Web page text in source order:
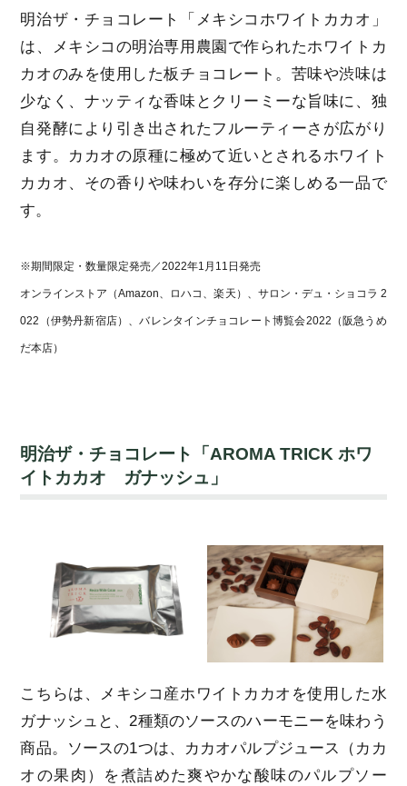
明治ザ・チョコレート「メキシコホワイトカカオ」
は、メキシコの明治専用農園で作られたホワイトカ
カオのみを使用した板チョコレート。苦味や渋味は
少なく、ナッティな香味とクリーミーな旨味に、独
自発酵により引き出されたフルーティーさが広がり
ます。カカオの原種に極めて近いとされるホワイト
カカオ、その香りや味わいを存分に楽しめる一品で
す。
※期間限定・数量限定発売／2022年1月11日発売
オンラインストア（Amazon、ロハコ、楽天）、サロン・デュ・ショコラ 2
022（伊勢丹新宿店）、バレンタインチョコレート博覧会2022（阪急うめ
だ本店）
明治ザ・チョコレート「AROMA TRICK ホワ
イトカカオ ガナッシュ」
こちらは、メキシコ産ホワイトカカオを使用した水
ガナッシュと、2種類のソースのハーモニーを味わう
商品。ソースの1つは、カカオパルプジュース（カカ
オの果肉）を煮詰めた爽やかな酸味のパルプソー